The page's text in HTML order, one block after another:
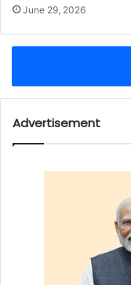
June 29, 2026
Advertisement